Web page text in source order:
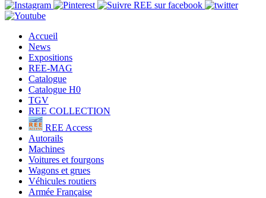
Accueil
News
Expositions
REE-MAG
Catalogue
Catalogue H0
TGV
REE COLLECTION
REE Access
Autorails
Machines
Voitures et fourgons
Wagons et grues
Véhicules routiers
Armée Française